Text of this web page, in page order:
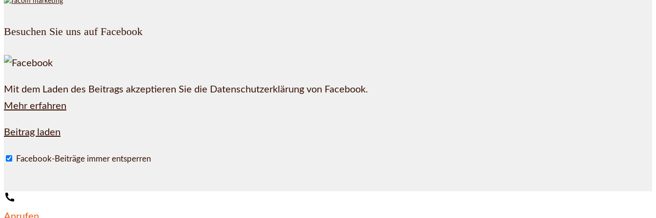
Besuchen Sie uns auf Facebook
Mit dem Laden des Beitrags akzeptieren Sie die Datenschutzerklärung von Facebook.
Mehr erfahren
Beitrag laden
Facebook-Beiträge immer entsperren